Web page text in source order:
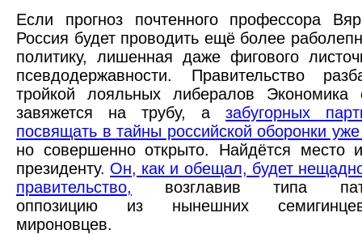
Если прогноз почтенного профессора
Россия будет проводить ещё более
политику, лишенная даже фигового
псевдодержавности. Правительство
тройкой лояльных либералов
завяжется на трубу, а забугорных
посвящать в тайны российской оборонки
но совершенно открыто. Найдётся место
президенту. Он, как и обещал, будет
правительство, возглавив типа
оппозицию из нынешних семигинцев-
мироновцев.